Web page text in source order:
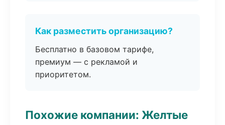
Как разместить организацию?
Бесплатно в базовом тарифе,
премиум — с рекламой и
приоритетом.
Похожие компании: Желтые